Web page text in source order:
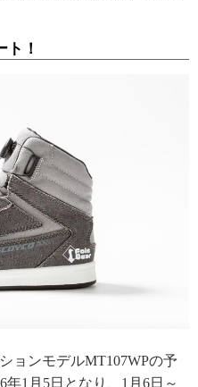
！
ョンモデルMT107WPの予
年1月5日となり、1月6日～